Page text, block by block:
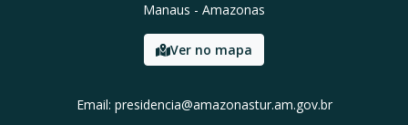
Manaus - Amazonas
Ver no mapa
Email: presidencia@amazonastur.am.gov.br